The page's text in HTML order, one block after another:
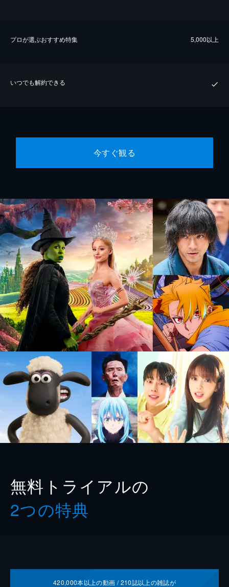
プロが選ぶおすすめ特集 5,000以上
いつでも解約できる
今すぐ観る
無料トライアルの
2つの特典
420,000本以上の動画 /210誌以上の雑誌が